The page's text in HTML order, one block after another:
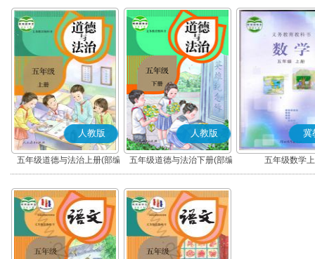
人教版
五年级道德与法治上册(部编
版)
人教版
五年级道德与法治下册(部编
版)
冀
五年级数学